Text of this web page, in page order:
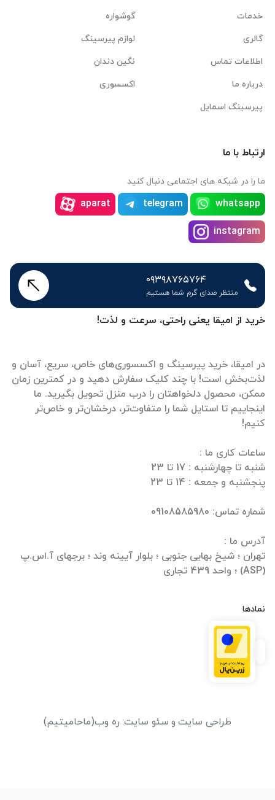
خرید از امیقا یعنی راحتی، سرعت و لذت!
در امیقا، خرید پیرسینگ و اکسسوری‌های خاص، سریع، آسان و
لذت‌بخش است! با چند کلیک سفارش دهید و در کمترین زمان
ممکن، محصول دلخواهتان را درب منزل تحویل بگیرید. ما
اینجاییم تا استایل شما را متفاوت‌تر، درخشان‌تر و خاص‌تر
تهران ؛ شیخ بهایی جنوبی ؛ بلوار آیینه وند ؛ برجهای آ.اس.پ
(ASP) ؛ واحد 439 تجاری
نمادها
خدمات
گالری
اطلاعات تماس
درباره ما
پیرسینگ اسمایل
گوشواره
لوازم پیرسینگ
نگین دندان
اکسسوری
ارتباط با ما
ما را در شبکه های اجتماعی دنبال کنید
whatsapp
telegram
aparat
instagram
۰۹۳۹۸۷۶۵۷۶۴
منتظر صدای گرم شما هستیم
طراحی سایت و سئو سایت: ره وب(ماحامیتیم)